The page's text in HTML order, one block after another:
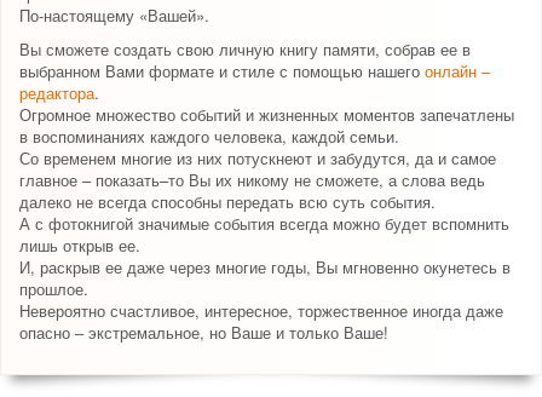
По-настоящему «Вашей».
Вы сможете создать свою личную книгу памяти, собрав ее в
выбранном Вами формате и стиле с помощью нашего онлайн –
редактора.
Огромное множество событий и жизненных моментов запечатлены
в воспоминаниях каждого человека, каждой семьи.
Со временем многие из них потускнеют и забудутся, да и самое
главное – показать–то Вы их никому не сможете, а слова ведь
далеко не всегда способны передать всю суть события.
А с фотокнигой значимые события всегда можно будет вспомнить
лишь открыв ее.
И, раскрыв ее даже через многие годы, Вы мгновенно окунетесь в
прошлое.
Невероятно счастливое, интересное, торжественное иногда даже
опасно – экстремальное, но Ваше и только Ваше!